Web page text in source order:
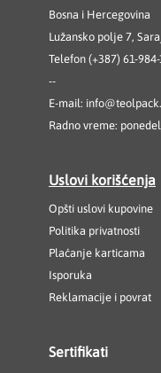
Bosna i Hercegovina
Lužansko polje 7,
Telefon (+387) 61-
--
E-mail:
Radno vreme:
Uslovi korišćenja
Opšti uslovi kupovine
Politika privatnosti
Plaćanje karticama
Isporuka
Reklamacije i povrat
Sertifikati